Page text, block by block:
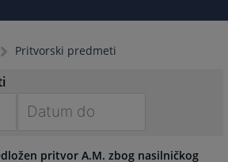
Pritvorski predmeti
forwardpritvor A.M. zbog nasilničkog